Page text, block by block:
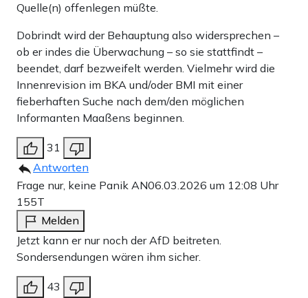
Quelle(n) offenlegen müßte.
Dobrindt wird der Behauptung also widersprechen –
ob er indes die Überwachung – so sie stattfindt –
beendet, darf bezweifelt werden. Vielmehr wird die
Innenrevision im BKA und/oder BMI mit einer
fieberhaften Suche nach dem/den möglichen
Informanten Maaßens beginnen.
31
Antworten
Frage nur, keine Panik AN06.03.2026 um 12:08 Uhr
155T
Melden
Jetzt kann er nur noch der AfD beitreten.
Sondersendungen wären ihm sicher.
43